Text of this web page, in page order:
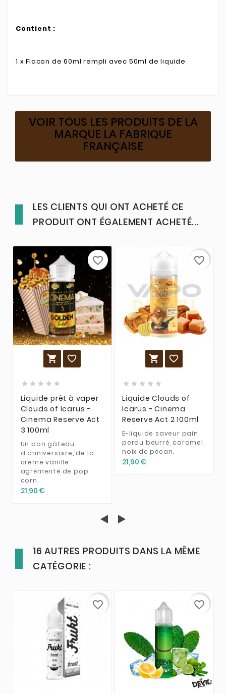
Contient :
1 x Flacon de 60ml rempli avec 50ml de liquide
VOIR TOUS LES PRODUITS DE LA
MARQUE LA FABRIQUE
FRANÇAISE
LES CLIENTS QUI ONT ACHETÉ CE
PRODUIT ONT ÉGALEMENT ACHETÉ...
 
    
Liquide prêt à vaper
Clouds of Icarus -
Cinema Reserve Act
3 100ml
Un bon gâteau
d'anniversaire, de la
crème vanille
agrémenté de pop
corn.
21,90 €
favorite_border
 
    
Liquide Clouds of
Icarus - Cinema
Reserve Act 2 100ml
E-liquide saveur pain
perdu beurré, caramel,
noix de pécan.
21,90 €
favorite_border
16 AUTRES PRODUITS DANS LA MÊME
CATÉGORIE :
favorite_border favorite_border